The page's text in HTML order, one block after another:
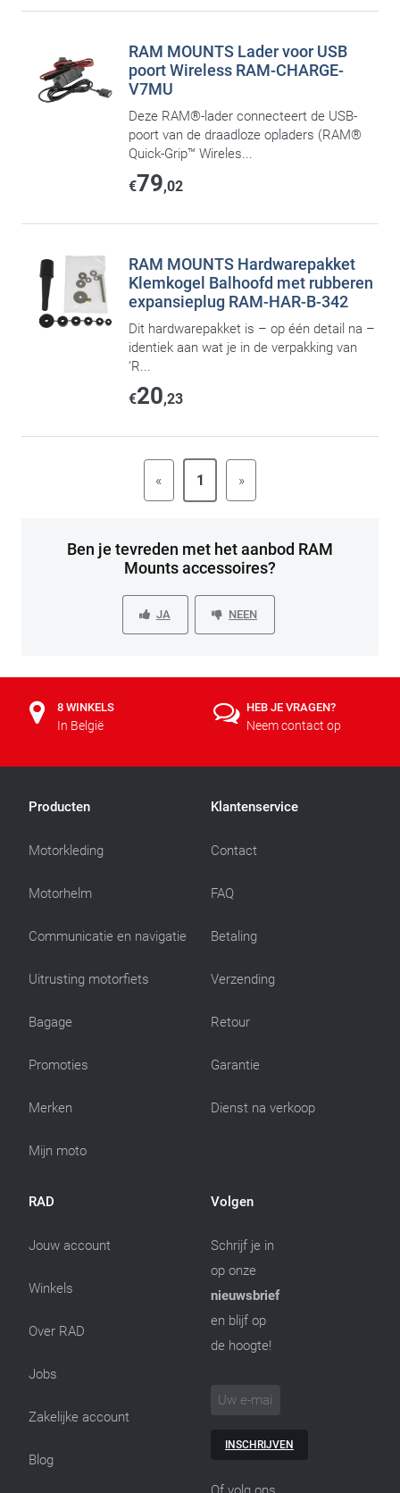
RAM MOUNTS Lader voor USB
poort Wireless RAM-CHARGE-
V7MU
Deze RAM®-lader connecteert de USB-
poort van de draadloze opladers (RAM®
Quick-Grip™ Wireles...
€79,02
RAM MOUNTS Hardwarepakket
Klemkogel Balhoofd met rubberen
expansieplug RAM-HAR-B-342
Dit hardwarepakket is – op één detail na –
identiek aan wat je in de verpakking van
‘R...
€20,23
« 1 »
Ben je tevreden met het aanbod RAM
Mounts accessoires?
JA NEEN
8 WINKELS
In België
HEB JE VRAGEN?
Neem contact op
Producten
Motorkleding
Motorhelm
Communicatie en navigatie
Uitrusting motorfiets
Bagage
Promoties
Merken
Mijn moto
Klantenservice
Contact
FAQ
Betaling
Verzending
Retour
Garantie
Dienst na verkoop
RAD
Jouw account
Winkels
Over RAD
Jobs
Zakelijke account
Blog
Volgen
Schrijf je in
op onze
nieuwsbrief
en blijf op
de hoogte!
INSCHRIJVEN